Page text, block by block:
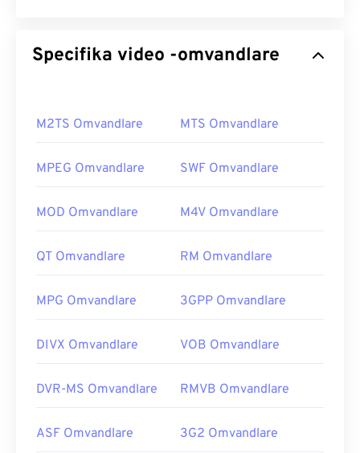
Specifika video -omvandlare
M2TS Omvandlare MTS Omvandlare
MPEG Omvandlare SWF Omvandlare
MOD Omvandlare M4V Omvandlare
QT Omvandlare RM Omvandlare
MPG Omvandlare 3GPP Omvandlare
DIVX Omvandlare VOB Omvandlare
DVR-MS Omvandlare RMVB Omvandlare
ASF Omvandlare 3G2 Omvandlare